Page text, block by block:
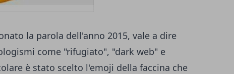
la parola dell'anno 2015, vale a dire
come "rifugiato", "dark web" e
è stato scelto l'emoji della faccina che